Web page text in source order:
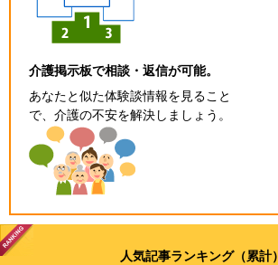
介護掲示板で相談・返信が可能。
あなたと似た体験談情報を見ること
で、介護の不安を解決しましょう。
人気記事ランキング（累計）